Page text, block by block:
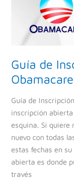
Guía de
Guía de
inscripción
esquina. Si quiere
nuevo con todas
estas fechas en
abierta es donde
través